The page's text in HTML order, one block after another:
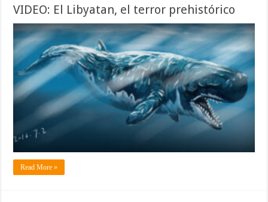
VIDEO: El Libyatan, el terror prehistórico
Read More »